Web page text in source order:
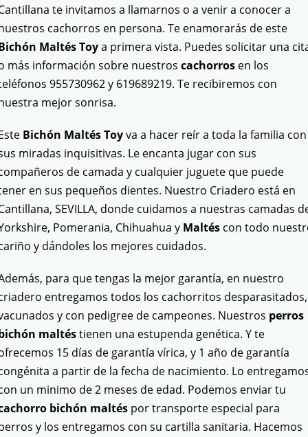
te invitamos a llamarnos o a venir a conocer a
cachorros en persona. Te enamorarás de este
Maltés Toya primera vista. Puedes solicitar una
más información sobre nuestros cachorrosen los
955730962 y 619689219. Te recibiremos con
mejor sonrisa.
Bichón Maltés Toyva a hacer reír a toda la familia con
miradas inquisitivas. Le encanta jugar con sus
de camada y cualquier juguete que puede
en sus pequeños dientes. Nuestro Criadero está en
SEVILLA, donde cuidamos a nuestras camadas
Pomerania, Chihuahua y Maltéscon todo
y dándoles los mejores cuidados.
para que tengas la mejor garantía, en nuestro
entregamos todos los cachorritos desparasitados,
y con pedigree de campeones. Nuestros perros
maltéstienen una estupenda genética. Y te
15 días de garantía vírica, y 1 año de garantía
a partir de la fecha de nacimiento. Lo
un minimo de 2 meses de edad. Podemos enviar tu
bichón maltéspor transporte especial para
y los entregamos con su cartilla sanitaria. Hacemos